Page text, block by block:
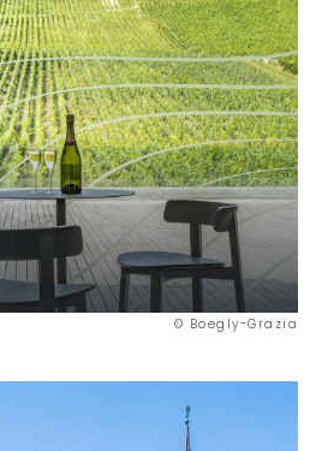
© Boegly-Grazia